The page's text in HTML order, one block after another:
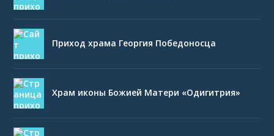
Приход храма Георгия Победоносца
Храм иконы Божией Матери «Одигитрия»